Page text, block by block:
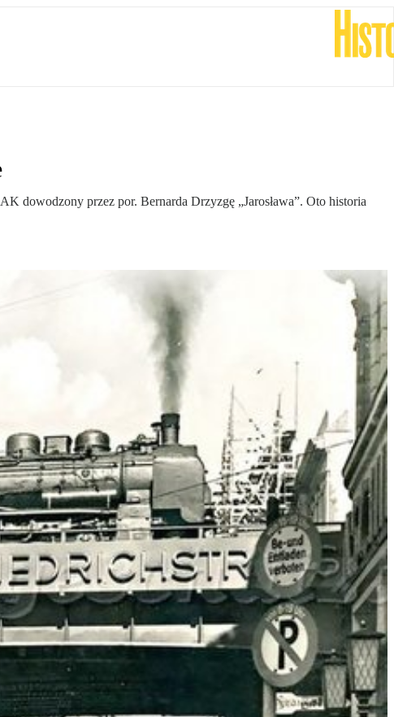
dowodzony przez por. Bernarda Drzyzgę „Jarosława”. Oto historia